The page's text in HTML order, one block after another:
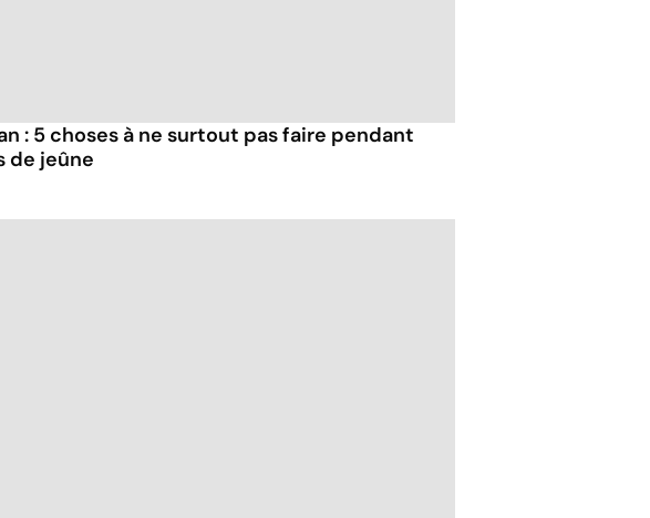
: 5 choses à ne surtout pas faire pendant
de jeûne